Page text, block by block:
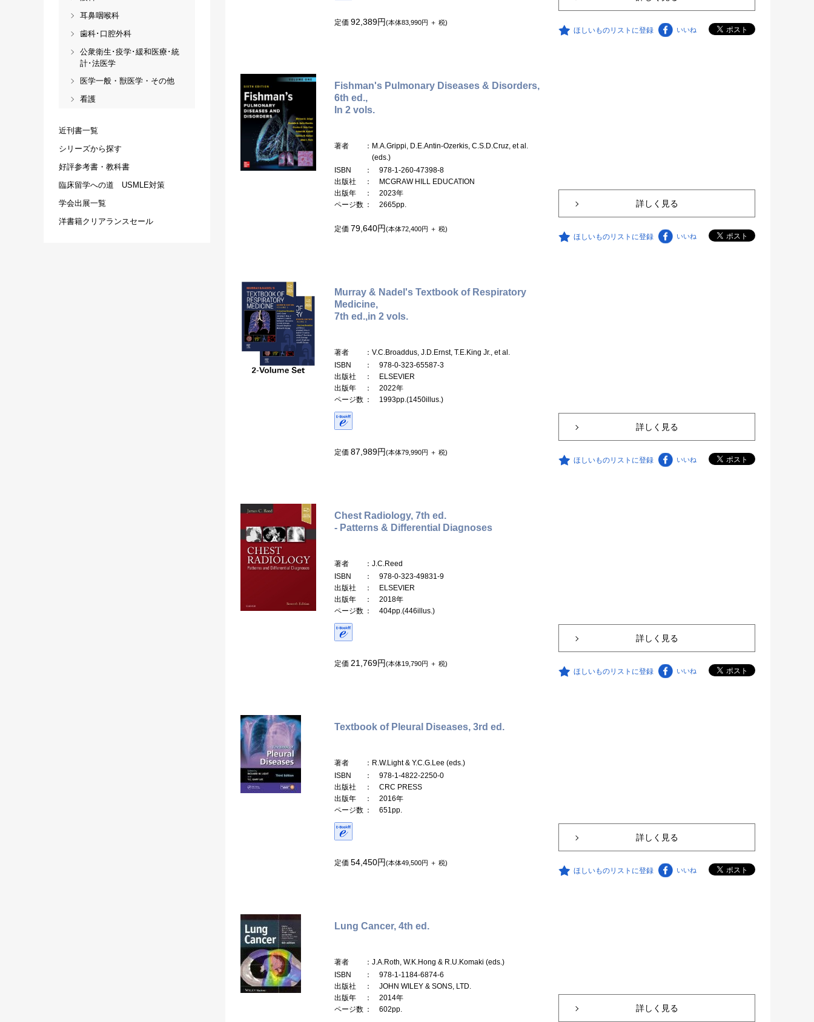
定価 92,389円(本体83,990円 ＋ 税)
ほしいものリストに登録 いいね
Fishman's Pulmonary Diseases & Disorders,
6th ed.,
In 2 vols.
著者
：M.A.Grippi, D.E.Antin-Ozerkis, C.S.D.Cruz, et al.
(eds.)
ISBN
： 978-1-260-47398-8
出版社
： MCGRAW HILL EDUCATION
出版年
： 2023年
ページ数 ： 2665pp.
定価 79,640円(本体72,400円 ＋ 税)
詳しく見る
ほしいものリストに登録 いいね
Murray & Nadel's Textbook of Respiratory
Medicine,
7th ed.,in 2 vols.
著者
：V.C.Broaddus, J.D.Ernst, T.E.King Jr., et al.
ISBN
： 978-0-323-65587-3
出版社
： ELSEVIER
出版年
： 2022年
ページ数 ： 1993pp.(1450illus.)
定価 87,989円(本体79,990円 ＋ 税)
詳しく見る
ほしいものリストに登録 いいね
Chest Radiology, 7th ed.
- Patterns & Differential Diagnoses
著者
：J.C.Reed
ISBN
： 978-0-323-49831-9
出版社
： ELSEVIER
出版年
： 2018年
ページ数 ： 404pp.(446illus.)
定価 21,769円(本体19,790円 ＋ 税)
詳しく見る
ほしいものリストに登録 いいね
Textbook of Pleural Diseases, 3rd ed.
著者
：R.W.Light & Y.C.G.Lee (eds.)
ISBN
： 978-1-4822-2250-0
出版社
： CRC PRESS
出版年
： 2016年
ページ数 ： 651pp.
定価 54,450円(本体49,500円 ＋ 税)
詳しく見る
ほしいものリストに登録 いいね
Lung Cancer, 4th ed.
著者
：J.A.Roth, W.K.Hong & R.U.Komaki (eds.)
ISBN
： 978-1-1184-6874-6
出版社
： JOHN WILEY & SONS, LTD.
出版年
： 2014年
ページ数 ： 602pp. 詳しく見る
耳鼻咽喉科
歯科･口腔外科
公衆衛生･疫学･緩和医療･統
計･法医学
医学一般・獣医学・その他
看護
近刊書一覧
シリーズから探す
好評参考書・教科書
臨床留学への道 USMLE対策
学会出展一覧
洋書籍クリアランスセール